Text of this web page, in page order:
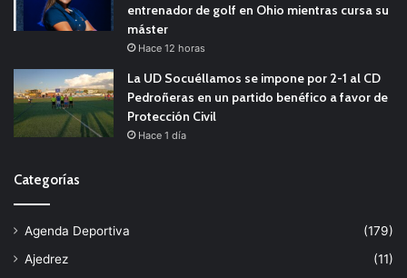
entrenador de golf en Ohio mientras cursa su
máster
Hace 12 horas
La UD Socuéllamos se impone por 2-1 al CD
Pedroñeras en un partido benéfico a favor de
Protección Civil
Hace 1 día
Categorías
Agenda Deportiva
(179)
Ajedrez
(11)